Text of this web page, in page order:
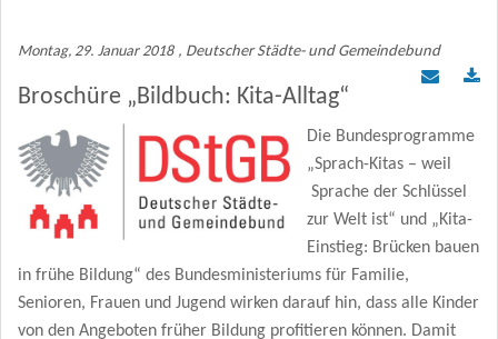
Montag, 29. Januar 2018 , Deutscher Städte- und Gemeindebund
Broschüre „Bildbuch: Kita-Alltag“
Die Bundesprogramme
„Sprach-Kitas – weil
Sprache der Schlüssel
zur Welt ist“ und „Kita-
Einstieg: Brücken bauen
in frühe Bildung“ des Bundesministeriums für Familie,
Senioren, Frauen und Jugend wirken darauf hin, dass alle Kinder
von den Angeboten früher Bildung profitieren können. Damit